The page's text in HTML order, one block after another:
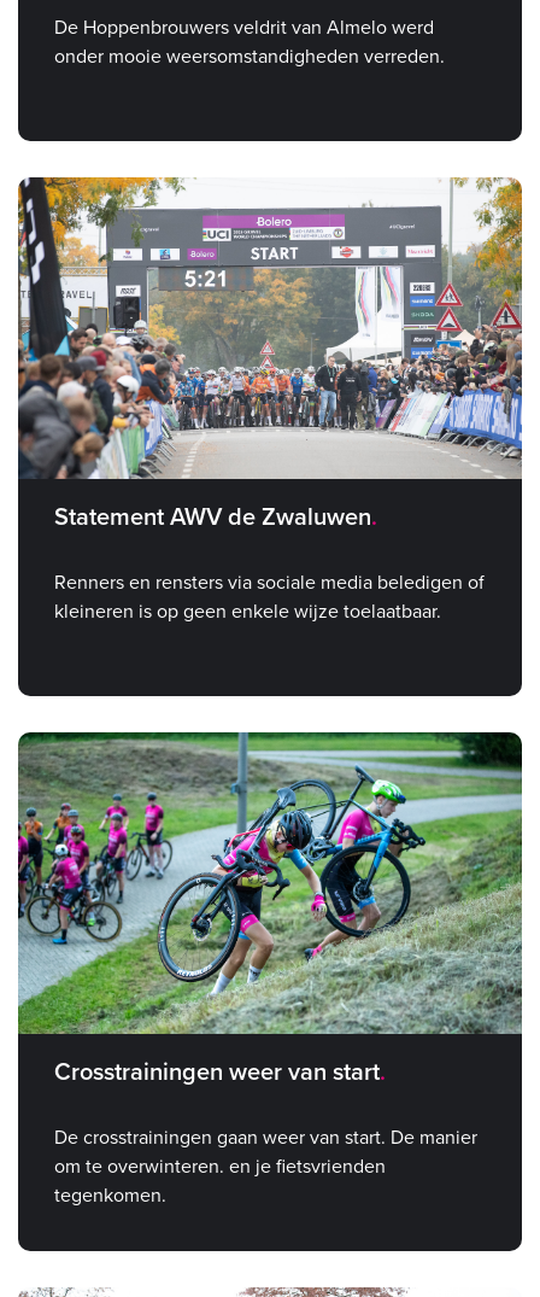
De Hoppenbrouwers veldrit van Almelo werd
onder mooie weersomstandigheden verreden.
Statement AWV de Zwaluwen
Renners en rensters via sociale media beledigen of
kleineren is op geen enkele wijze toelaatbaar.
Crosstrainingen weer van start
De crosstrainingen gaan weer van start. De manier
om te overwinteren. en je fietsvrienden
tegenkomen.